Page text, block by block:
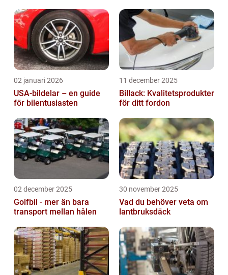
02 januari 2026
USA-bildelar – en guide
för bilentusiasten
11 december 2025
Billack: Kvalitetsprodukter
för ditt fordon
02 december 2025
Golfbil - mer än bara
transport mellan hålen
30 november 2025
Vad du behöver veta om
lantbruksdäck